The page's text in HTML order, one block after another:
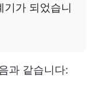
기가 되었습니
과 같습니다: